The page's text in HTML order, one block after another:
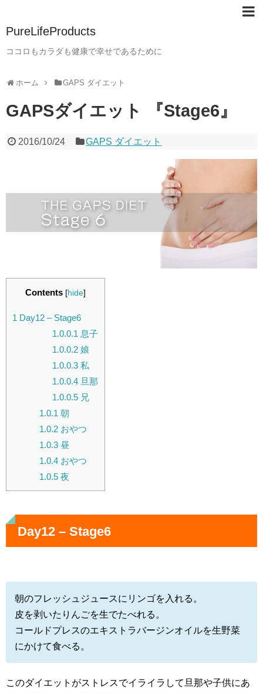
PureLifeProducts
ココロもカラダも健康で幸せであるために
ホーム GAPS ダイエット
GAPSダイエット 『Stage6』
2016/10/24 GAPS ダイエット
Contents [hide]
1 Day12 – Stage6
1.0.0.1 息子
1.0.0.2 娘
1.0.0.3 私
1.0.0.4 旦那
1.0.0.5 兄
1.0.1 朝
1.0.2おやつ
1.0.3昼
1.0.4おやつ
1.0.5夜
Day12 – Stage6
朝のフレッシュジュースにリンゴを入れる。
皮を剥いたりんごを生でたべれる。
コールドプレスのエキストラバージンオイルを生野菜
にかけて食べる。
このダイエットがストレスでイライラして旦那や子供にあ